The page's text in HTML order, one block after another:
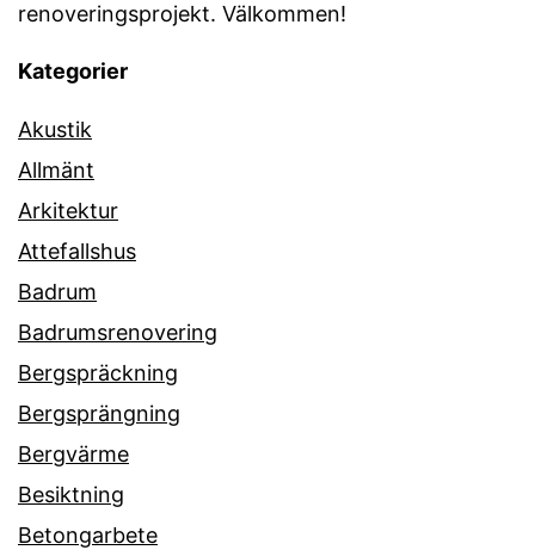
renoveringsprojekt. Välkommen!
Kategorier
Akustik
Allmänt
Arkitektur
Attefallshus
Badrum
Badrumsrenovering
Bergspräckning
Bergsprängning
Bergvärme
Besiktning
Betongarbete